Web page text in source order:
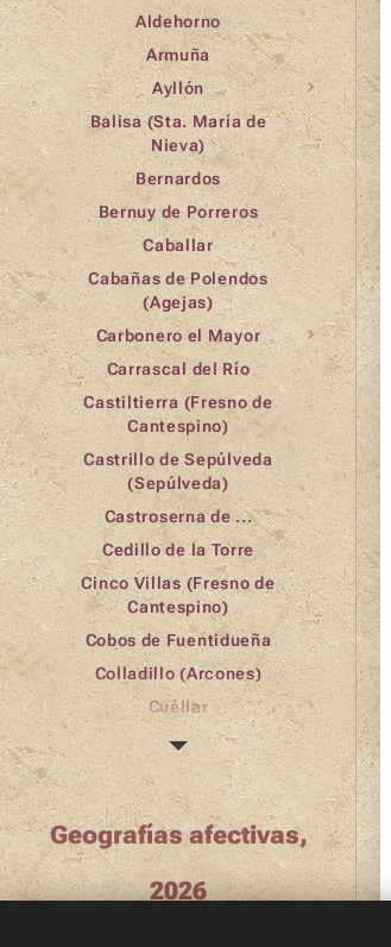
Aldehorno
Armuña
Ayllón
Balisa (Sta. María de
Nieva)
Bernardos
Bernuy de Porreros
Caballar
Cabañas de Polendos
(Agejas)
Carbonero el Mayor
Carrascal del Río
Castiltierra (Fresno de
Cantespino)
Castrillo de Sepúlveda
(Sepúlveda)
Castroserna de ...
Cedillo de la Torre
Cinco Villas (Fresno de
Cantespino)
Cobos de Fuentidueña
Colladillo (Arcones)
Cuéllar
Domingo García
Duruelo/Sta. Marta
El Espinar
El Olmillo (Sepúlveda)
Escarabajosa de Cuéllar
(Pociagüe), Cuéllar
Geografías afectivas,
2026